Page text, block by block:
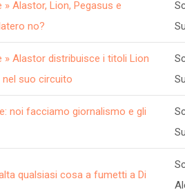
Alastor, Lion, Pegasus e
no?
» Alastor distribuisce i titoli Lion
suo circuito
noi facciamo giornalismo e gli
qualsiasi cosa a fumetti a Di